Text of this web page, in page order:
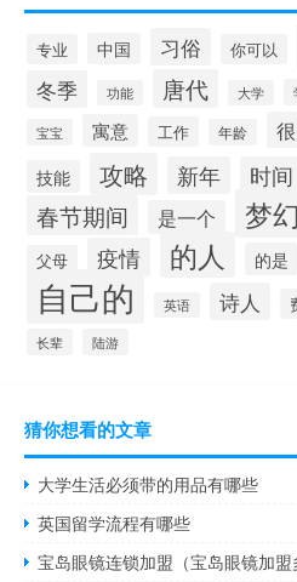
专业 中国 习俗 你可以
冬季 功能 唐代 大学
宝宝 寓意 工作 年龄
技能 攻略 新年 时间
春节期间 是一个 梦
父母 疫情 的人 的是
自己的 英语 诗人
长辈 陆游
猜你想看的文章
大学生活必须带的用品有哪些
英国留学流程有哪些
宝岛眼镜连锁加盟（宝岛眼镜加盟